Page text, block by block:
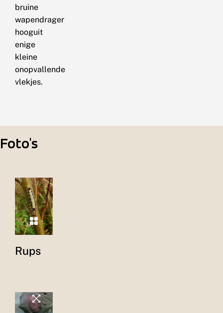
bruine
wapendrager
hooguit
enige
kleine
onopvallende
vlekjes.
Foto's
Rups